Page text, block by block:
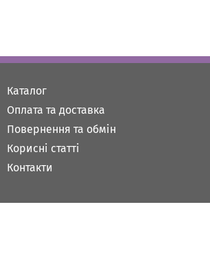
Каталог
Оплата та доставка
Повернення та обмін
Корисні статті
Контакти